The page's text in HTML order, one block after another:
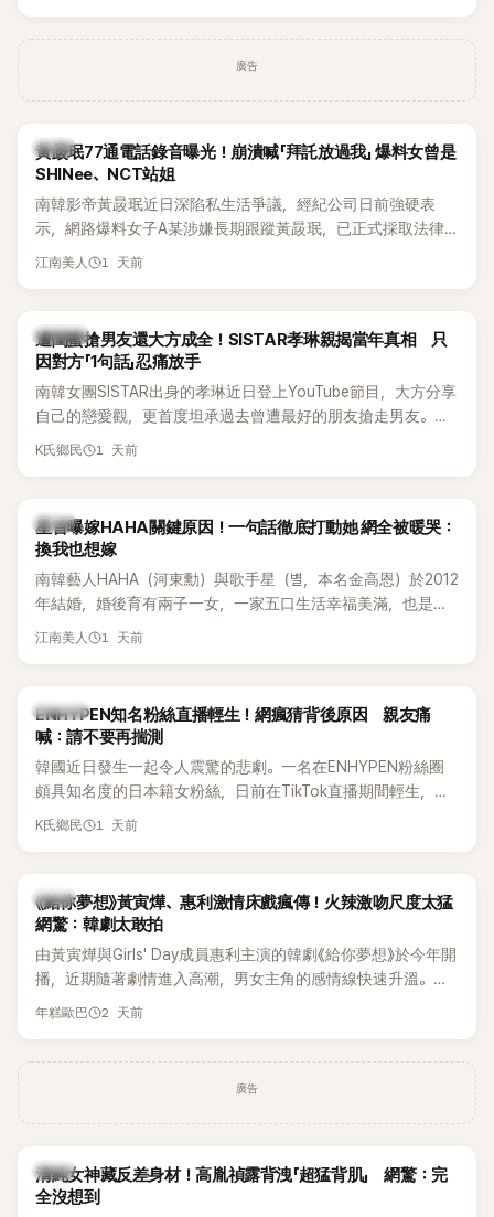
廣告
韓星
黃晸珉77通電話錄音曝光！崩潰喊「拜託放過我」 爆料女曾是
SHINee、NCT站姐
南韓影帝黃晸珉近日深陷私生活爭議，經紀公司日前強硬表
示，網路爆料女子A某涉嫌長期跟蹤黃晸珉，已正式採取法律
行動。不過，A並未停止發聲，持續透過社群平台公開爆料，反
的錄音內容，而A也首度承認自己過去曾是SHINee、NCT等偶
像團體的「站姐」，事件持續延燒。
江南美人 1 天前
K-POP
遭閨蜜搶男友還大方成全！SISTAR孝琳親揭當年真相 只
因對方「1句話」忍痛放手
南韓女團SISTAR出身的孝琳近日登上YouTube節目，大方分享
自己的戀愛觀，更首度坦承過去曾遭最好的朋友搶走男友。她
表示，當時選擇瀟灑放手，但如果同樣的事情現在再發生，「我
K氏鄉民 1 天前
韓星
星首曝嫁HAHA關鍵原因！一句話徹底打動她 網全被暖哭：
換我也想嫁
南韓藝人HAHA（河東勳）與歌手星（별，本名金高恩）於2012
年結婚，婚後育有兩子一女，一家五口生活幸福美滿，也是韓
國演藝圈公認的模範夫妻。近日，星首度公開當年決定嫁給
江南美人 1 天前
K-POP
ENHYPEN知名粉絲直播輕生！網瘋猜背後原因 親友痛
喊：請不要再揣測
韓國近日發生一起令人震驚的悲劇。一名在ENHYPEN粉絲圈
頗具知名度的日本籍女粉絲，日前在TikTok直播期間輕生，最
終不幸身亡，消息曝光後震驚韓網，也讓不少粉絲湧入社群平
K氏鄉民 1 天前
韓劇
《給你夢想》黃寅燁、惠利激情床戲瘋傳！火辣激吻尺度太猛
網驚：韓劇太敢拍
由黃寅燁與Girls' Day成員惠利主演的韓劇《給你夢想》於今年開
播，近期隨著劇情進入高潮，男女主角的感情線快速升溫。最
新播出的第8集不僅上演火辣吻戲，更接連出現床戲橋段，讓
年糕歐巴 2 天前
廣告
韓星
清純女神藏反差身材！高胤禎露背洩「超猛背肌」 網驚：完
全沒想到